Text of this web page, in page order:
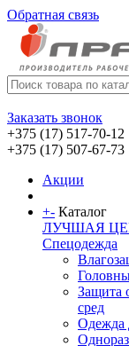
Обратная связь
Заказать звонок
+375 (17) 517-70-12
+375 (17) 507-67-73
Акции
+- Каталог
ЛУЧШАЯ
Спецодежда
Защита
сред
Одежда